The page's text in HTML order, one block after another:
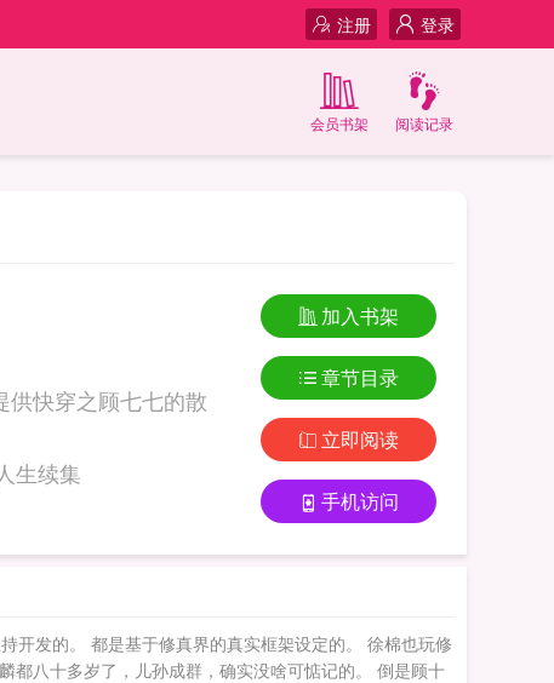
登录
注册
阅读记录
会员书架
快穿之顾七七的散
七七的散装人生续集
加入书架
章节目录
立即阅读
手机访问
开发的。 都是基于修真界的真实框架设定的。 徐棉也玩修
都八十多岁了，儿孙成群，确实没啥可惦记的。 倒是顾十